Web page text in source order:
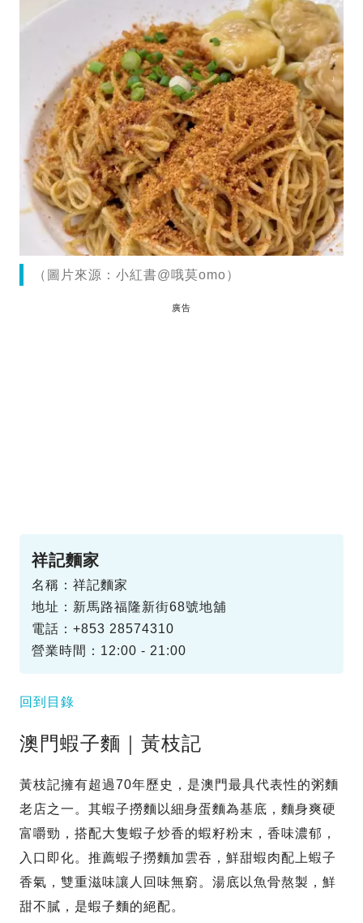
（圖片來源：小紅書@哦莫omo）
廣告
祥記麵家
名稱：祥記麵家
地址：新馬路福隆新街68號地舖
電話：+853 28574310
營業時間：12:00 - 21:00
回到目錄
澳門蝦子麵｜黃枝記
黃枝記擁有超過70年歷史，是澳門最具代表性的粥麵
老店之一。其蝦子撈麵以細身蛋麵為基底，麵身爽硬
富嚼勁，搭配大隻蝦子炒香的蝦籽粉末，香味濃郁，
入口即化。推薦蝦子撈麵加雲吞，鮮甜蝦肉配上蝦子
香氣，雙重滋味讓人回味無窮。湯底以魚骨熬製，鮮
甜不膩，是蝦子麵的絕配。